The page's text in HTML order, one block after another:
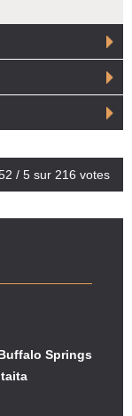
/ 5 sur 216 votes
Springs